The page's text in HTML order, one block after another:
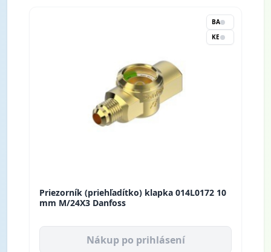
BA
KE
Priezorník (priehľadítko) klapka 014L0172 10
mm M/24X3 Danfoss
Nákup po prihlásení